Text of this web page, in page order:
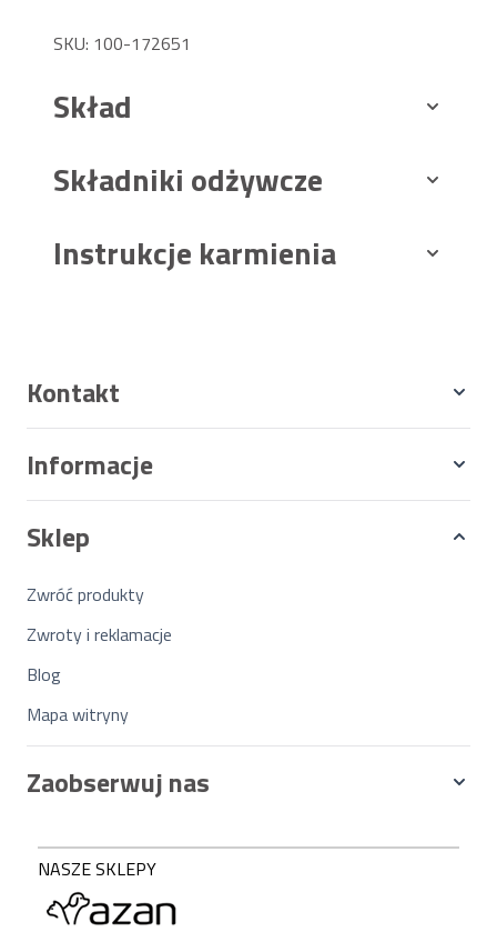
SKU: 100-172651
Skład
Składniki odżywcze
Instrukcje karmienia
Kontakt
Informacje
Sklep
Zwróć produkty
Zwroty i reklamacje
Blog
Mapa witryny
Zaobserwuj nas
NASZE SKLEPY